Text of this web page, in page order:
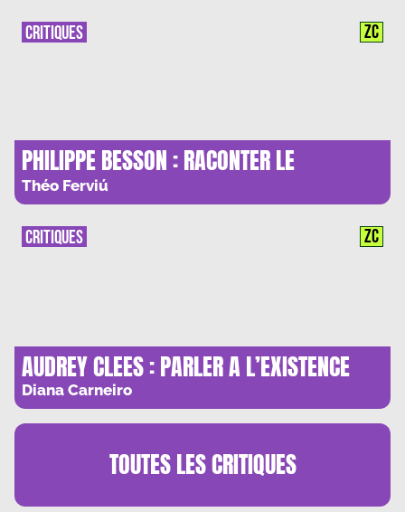
PHILIPPE BESSON : RACONTER LE
HARCELEMENT SCOLAIRE
Théo Ferviú
CRITIQUES ZC
AUDREY CLEES : PARLER A L’EXISTENCE
Diana Carneiro
CRITIQUES ZC
TOUTES LESCRITIQUES